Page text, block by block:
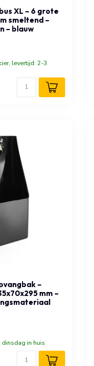
XL – 6 grote
smeltend –
– blauw
levertijd: 2-3
–
mm –
in huis